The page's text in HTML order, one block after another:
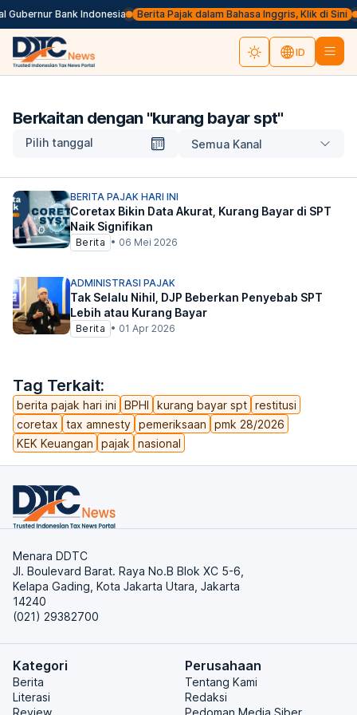
Bank Indonesia Berita Pajak dalam Bahasa Inggris, Klik di Sini
ID
Berkaitan dengan "kurang bayar spt"
Pilih tanggal Semua Kanal
Tag Terkait:
berita pajak hari ini BPHI kurang bayar spt restitusi
coretax
tax amnesty pemeriksaan
pmk 28/2026
KEK Keuangan
pajak nasional
BERITA PAJAK HARI INI
Coretax Bikin Data Akurat, Kurang Bayar di SPT
Naik Signifikan
Berita • 06 Mei 2026
ADMINISTRASI PAJAK
Tak Selalu Nihil, DJP Beberkan Penyebab SPT
Lebih atau Kurang Bayar
Berita • 01 Apr 2026
Menara DDTC
Jl. Boulevard Barat. Raya No.B Blok XC 5-6,
Kelapa Gading, Kota Jakarta Utara, Jakarta
14240
(021) 29382700
Kategori
Berita
Literasi
Review
Perusahaan
Tentang Kami
Redaksi
Pedoman Media Siber